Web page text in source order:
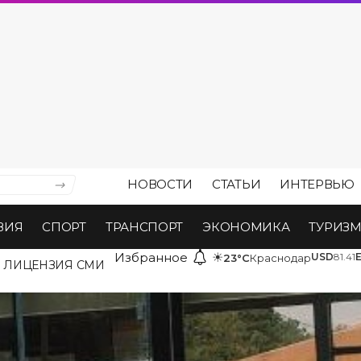
НОВОСТИ СТАТЬИ ИНТЕРВЬЮ
СПОРТ ТРАНСПОРТ ЭКОНОМИКА ТУРИЗМ
ЛИЦЕНЗИЯ СМИ Избранное ☀23°CКраснодарUSD81.41